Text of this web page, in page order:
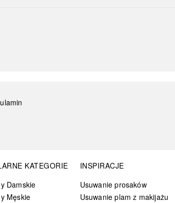
KATEGORIE
Damskie
Męskie
INSPIRACJE
Usuwanie prosaków
Usuwanie plam z makijażu